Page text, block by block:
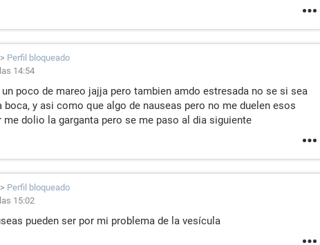
> Perfil bloqueado
14:54
un poco de mareo jajja pero tambien amdo estresada no se si sea
y asi como que algo de nauseas pero no me duelen esos
me dolio la garganta pero se me paso al dia siguiente
> Perfil bloqueado
15:02
pueden ser por mi problema de la vesícula